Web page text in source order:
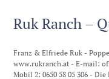
Ruk Ranch –
Franz & Elfriede Ruk -
www.rukranch.at - E-mail:
Mobil 2: 0650 58 05 306 -